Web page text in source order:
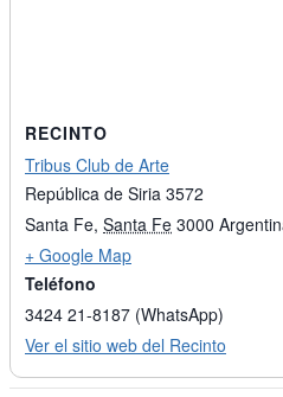
RECINTO
Tribus Club de Arte
República de Siria 3572
Santa Fe, Santa Fe 3000
+ Google Map
Teléfono
3424 21-8187 (WhatsApp)
Ver el sitio web del Recinto